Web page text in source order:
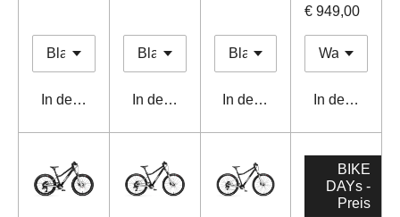
In den WarenkorbIn den WarenkorbIn den Warenkorb
€ 949,00
In den
BIKE
DAYs -
Preis